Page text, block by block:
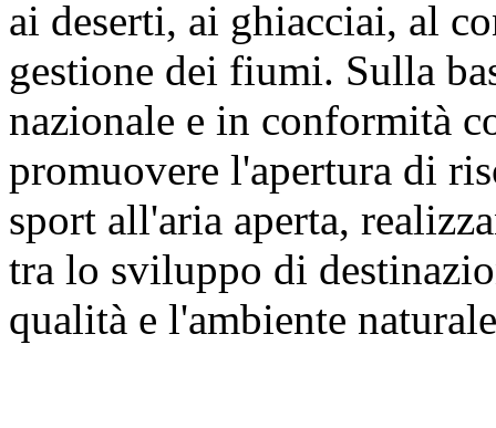
ai deserti, ai ghiacciai, al
gestione dei fiumi. Sulla
nazionale e in conformità
promuovere l'apertura di
sport all'aria aperta,
tra lo sviluppo di
qualità e l'ambiente